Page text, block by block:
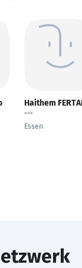
Haithem
---
Essen